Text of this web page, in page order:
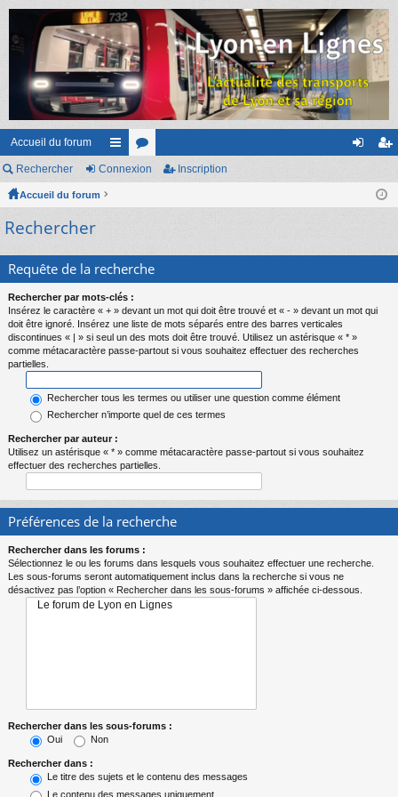
Accueil du forum
ac
s
or
cri
Rechercher Connexion Inscription
Accueil du forum
Rechercher
Requête de la recherche
Rechercher par mots-clés :
Insérez le caractère « + » devant un mot qui doit être trouvé et « - » devant un mot qui
doit être ignoré. Insérez une liste de mots séparés entre des barres verticales
discontinues « | » si seul un des mots doit être trouvé. Utilisez un astérisque « * »
comme métacaractère passe-partout si vous souhaitez effectuer des recherches
partielles.
Rechercher tous les termes ou utiliser une question comme élément
Rechercher n’importe quel de ces termes
Rechercher par auteur :
Utilisez un astérisque « * » comme métacaractère passe-partout si vous souhaitez
effectuer des recherches partielles.
Préférences de la recherche
Rechercher dans les forums :
Sélectionnez le ou les forums dans lesquels vous souhaitez effectuer une recherche.
Les sous-forums seront automatiquement inclus dans la recherche si vous ne
désactivez pas l’option « Rechercher dans les sous-forums » affichée ci-dessous.
Rechercher dans les sous-forums :
Oui
Non
Rechercher dans :
Le titre des sujets et le contenu des messages
Le contenu des messages uniquement